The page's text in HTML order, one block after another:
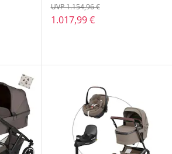
1.017,99 €
UVP 1.154,96 €